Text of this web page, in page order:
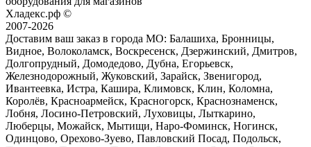
Хладекс.рф ©
2007-2026
Доставим ваш заказ в города МО: Балашиха, Бронницы,
Видное, Волоколамск, Воскресенск, Дзержинский, Дмитров,
Долгопрудный, Домодедово, Дубна, Егорьевск,
Железнодорожный, Жуковский, Зарайск, Звенигород,
Ивантеевка, Истра, Кашира, Климовск, Клин, Коломна,
Королёв, Красноармейск, Красногорск, Краснознаменск,
Лобня, Лосино-Петровский, Луховицы, Лыткарино,
Люберцы, Можайск, Мытищи, Наро-Фоминск, Ногинск,
Одинцово, Орехово-Зуево, Павловский Посад, Подольск,